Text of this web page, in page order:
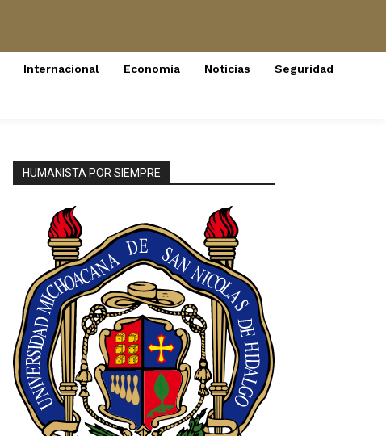
Internacional Economía Noticias Seguridad
HUMANISTA POR SIEMPRE